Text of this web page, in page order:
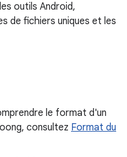
outils Android,
de fichiers uniques et les
le format d'un
consultez Format du